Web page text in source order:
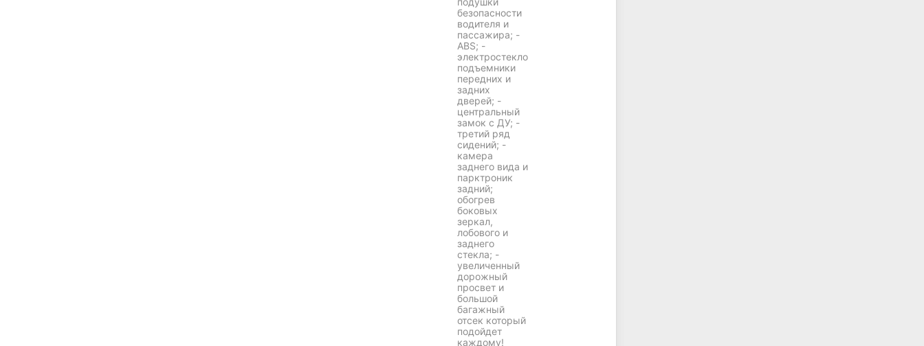
безопасности
водителя и
пассажира; -
ABS; -
электростекло
подъемники
передних и
задних
дверей; -
центральный
замок с ДУ; -
третий ряд
сидений; -
камера
заднего вида и
парктроник
задний;
обогрев
боковых
зеркал,
лобового и
заднего
стекла; -
увеличенный
дорожный
просвет и
большой
багажный
отсек который
подойдет
каждому!